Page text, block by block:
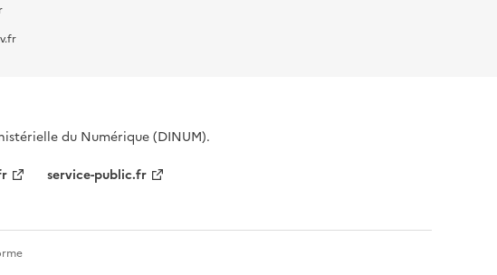
du Numérique (DINUM).
service-public.fr